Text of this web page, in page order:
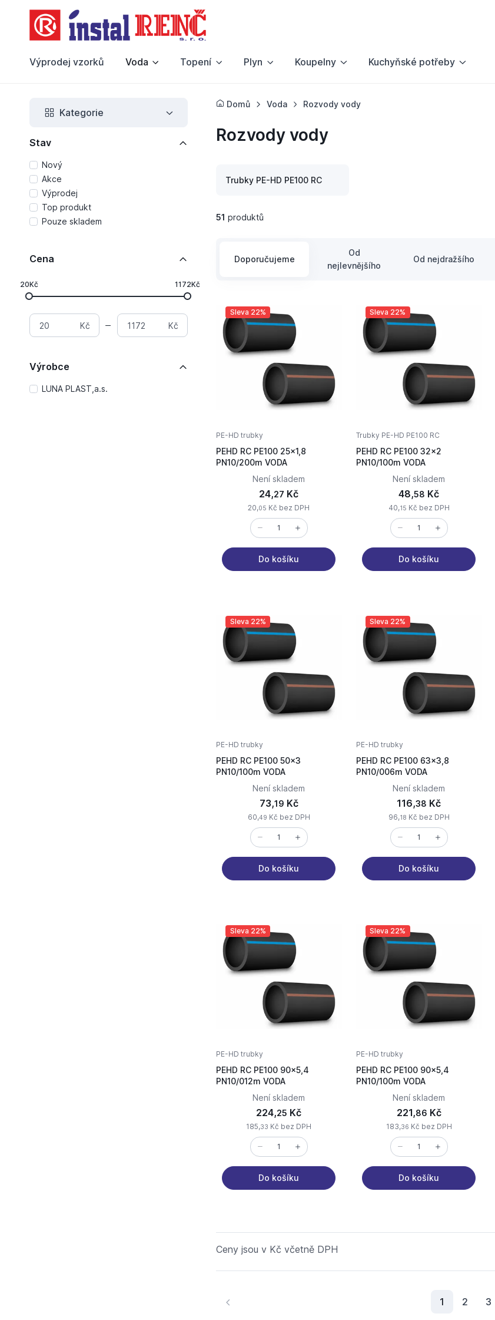
Výprodej vzorků Voda Topení Plyn Koupelny Kuchyňské potřeby
Kategorie
Stav
Nový
Akce
Výprodej
Top produkt
Pouze skladem
Cena
20Kč 1172Kč
Kč Kč
Výrobce
LUNA PLAST,a.s.
Domů Voda Rozvody vody
Rozvody vody
Trubky PE-HD PE100 RC
51 produktů
Doporučujeme
Od
nejlevnějšího
Od nejdražšího
Sleva 22%
PE-HD trubky
PEHD RC PE100 25x1,8
PN10/200m VODA
Není skladem
24,27 Kč
20,05 Kč bez DPH
Do košíku
Sleva 22%
Trubky PE-HD PE100 RC
PEHD RC PE100 32x2
PN10/100m VODA
Není skladem
48,58 Kč
40,15 Kč bez DPH
Do košíku
Sleva 22%
PE-HD trubky
PEHD RC PE100 50x3
PN10/100m VODA
Není skladem
73,19 Kč
60,49 Kč bez DPH
Do košíku
Sleva 22%
PE-HD trubky
PEHD RC PE100 63x3,8
PN10/006m VODA
Není skladem
116,38 Kč
96,18 Kč bez DPH
Do košíku
Sleva 22%
PE-HD trubky
PEHD RC PE100 90x5,4
PN10/012m VODA
Není skladem
224,25 Kč
185,33 Kč bez DPH
Do košíku
Sleva 22%
PE-HD trubky
PEHD RC PE100 90x5,4
PN10/100m VODA
Není skladem
221,86 Kč
183,36 Kč bez DPH
Do košíku
Ceny jsou v Kč včetně DPH
1 Aktuální
2 3